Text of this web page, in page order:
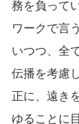
務を負って
ワークで言
いつつ、全
伝播を考慮
正に、遠き
ゆることに